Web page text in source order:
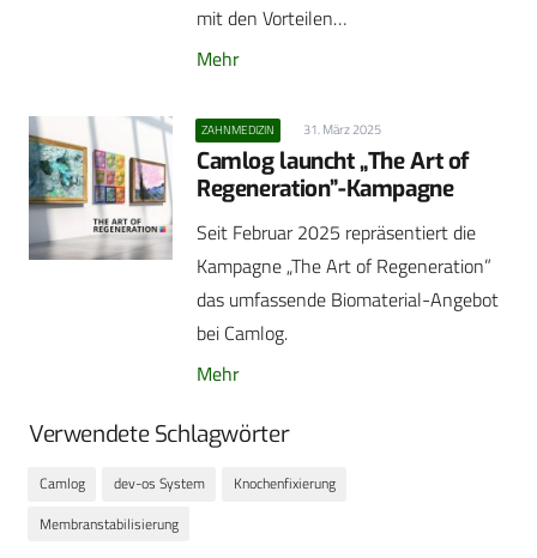
mit den Vorteilen…
Mehr
ZAHNMEDIZIN 31. März 2025
Camlog launcht „The Art of
Regeneration”-Kampagne
Seit Februar 2025 repräsentiert die
Kampagne „The Art of Regeneration”
das umfassende Biomaterial-Angebot
bei Camlog.
Mehr
Verwendete Schlagwörter
Camlog dev-os System
Knochenfixierung
Membranstabilisierung